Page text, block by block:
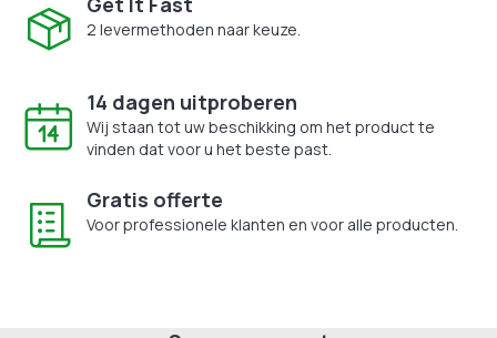
2 levermethoden naar keuze.
14 dagen uitproberen
Wij staan tot uw beschikking om het product te
vinden dat voor u het beste past.
Gratis offerte
Voor professionele klanten en voor alle producten.